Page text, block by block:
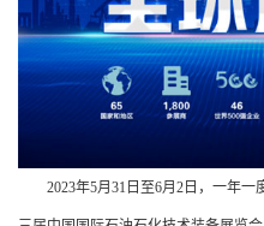
2023年5月31日至6月2日，一年